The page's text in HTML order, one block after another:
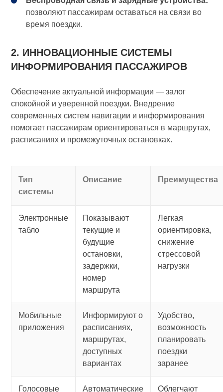
позволяют пассажирам оставаться на связи во
время поездки.
2. ИННОВАЦИОННЫЕ СИСТЕМЫ
ИНФОРМИРОВАНИЯ ПАССАЖИРОВ
Обеспечение актуальной информации — залог
спокойной и уверенной поездки. Внедрение
современных систем навигации и информирования
помогает пассажирам ориентироваться в маршрутах,
расписаниях и промежуточных остановках.
Тип
системы
Описание Преимущества
Электронные
табло
Показывают
текущие и
будущие
остановки,
задержки,
номер
маршрута
Легкая
ориентировка,
снижение
стрессовой
нагрузки
Мобильные
приложения
Информируют о
расписаниях,
маршрутах,
доступных
вариантах
Удобство,
возможность
планировать
поездки
заранее
Голосовые
Автоматические
Облегчают